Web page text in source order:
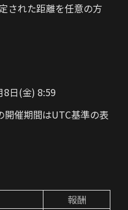
された距離を任意の方
8日(金) 8:59
催期間はUTC基準の表
報酬